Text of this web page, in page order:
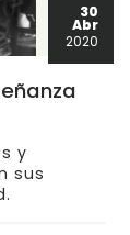
30
Abr
2020
y
sus